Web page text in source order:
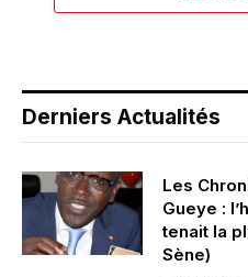
Derniers Actualités
Les
Gueye :
tenait la
Sène)